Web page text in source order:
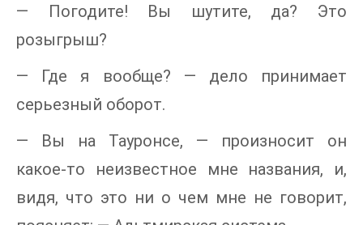
— Погодите! Вы шутите, да? Это
розыгрыш?
— Где я вообще? — дело принимает
серьезный оборот.
— Вы на Тауронсе, — произносит он
какое-то неизвестное мне названия, и,
видя, что это ни о чем мне не говорит,